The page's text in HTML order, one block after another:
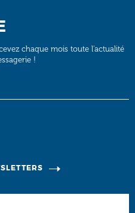
chaque mois toute l’actualité
!